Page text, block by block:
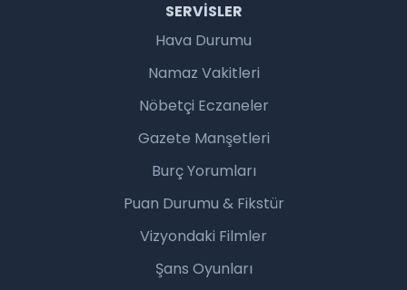
SERVISLER
Hava Durumu
Namaz Vakitleri
Nöbetçi Eczaneler
Gazete Manşetleri
Burç Yorumları
Puan Durumu & Fikstür
Vizyondaki Filmler
Şans Oyunları